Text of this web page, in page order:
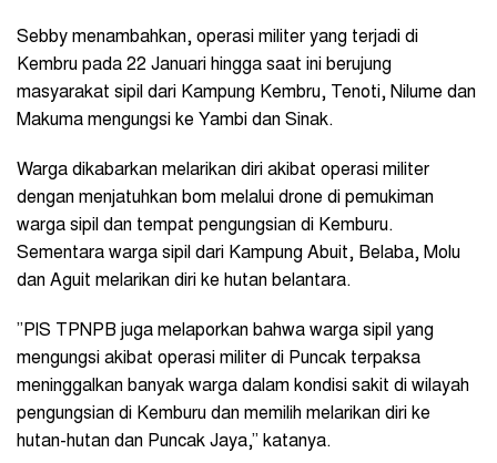
‎‎Sebby menambahkan, operasi militer yang terjadi di
Kembru pada 22 Januari hingga saat ini berujung
masyarakat sipil dari Kampung Kembru, Tenoti, Nilume dan
Makuma mengungsi ke Yambi dan Sinak.
Warga dikabarkan melarikan diri akibat operasi militer
dengan menjatuhkan bom melalui drone di pemukiman
warga sipil dan tempat pengungsian di Kemburu.
Sementara warga sipil dari Kampung Abuit, Belaba, Molu
dan Aguit melarikan diri ke hutan belantara.
‎‎”PIS TPNPB juga melaporkan bahwa warga sipil yang
mengungsi akibat operasi militer di Puncak terpaksa
meninggalkan banyak warga dalam kondisi sakit di wilayah
pengungsian di Kemburu dan memilih melarikan diri ke
hutan-hutan dan Puncak Jaya,” katanya.